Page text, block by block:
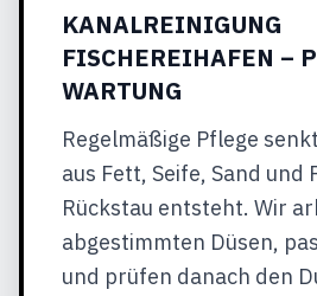
KANALREINIGUNG
FISCHEREIHAFEN –
WARTUNG
Regelmäßige Pflege
aus Fett, Seife, Sand und
Rückstau entsteht. Wir
abgestimmten Düsen,
und prüfen danach den